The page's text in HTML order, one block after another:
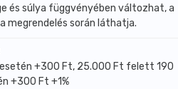
étrend mellett.
érhető el. Átlagos
termék 64 g fehérjét
anyag profiljában vas,
vitaminprofiljában
és súlya függvényében változhat, a
megrendelés során láthatja.
+300 Ft, 25.000 Ft felett 190
+300 Ft +1%